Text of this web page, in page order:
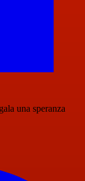
una speranza